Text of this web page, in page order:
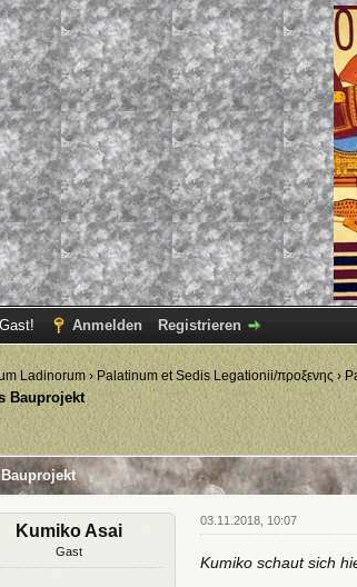
Anmelden Registrieren
Ladinorum›Palatinum et Sedis Legationii/προξενης ›
Bauprojekt
Bewertung(en) - 0 im Durchschnitt
Kumiko Asai
Gast
03.11.2018, 10:07
Kumiko schaut sich